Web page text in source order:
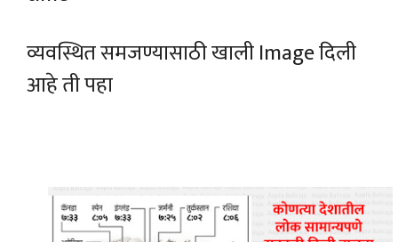
व्यवस्थित समजण्यासाठी खाली Image दिली
आहे ती पहा